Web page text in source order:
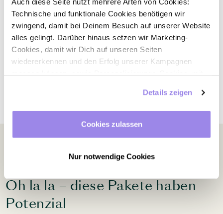
Technische und funktionale Cookies benötigen wir
zwingend, damit bei Deinem Besuch auf unserer Website
alles gelingt. Darüber hinaus setzen wir Marketing-
Cookies, damit wir Dich auf unseren Seiten
wiedererkennen und den Erfolg unserer Kampagnen
außerhalb unserer Webseite. Du kannst jederzeit – auch
später noch – festlegen, welche Cookies Du zulässt und
Details zeigen
Cookies zulassen
Nur notwendige Cookies
Apartment auf Zeit oder eine Hotelübernachtung
benötigst. Von Rostock bis München. In Hamburg,
Frankfurt, Regensburg, Oberhausen und anderenorts.
Oh la la – diese Pakete haben
Potenzial